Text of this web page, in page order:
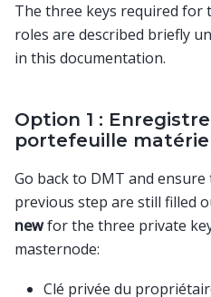
The three keys required for
roles are described briefly
in this documentation.
Option 1 :
portefeuille
Go back to DMT and
previous step are still filled
newfor the three private
masternode:
Clé privée du